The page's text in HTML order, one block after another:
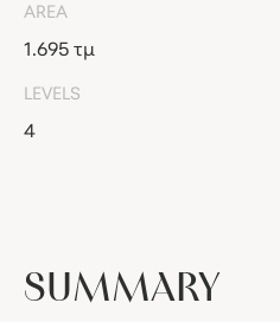
AREA
1.695 τμ
LEVELS
4
SUMMARY